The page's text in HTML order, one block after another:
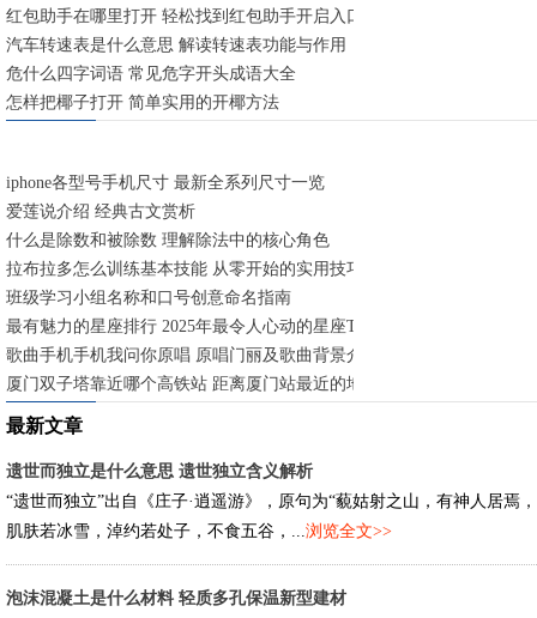
红包助手在哪里打开 轻松找到红包助手开启入口
汽车转速表是什么意思 解读转速表功能与作用
危什么四字词语 常见危字开头成语大全
怎样把椰子打开 简单实用的开椰方法
iphone各型号手机尺寸 最新全系列尺寸一览
爱莲说介绍 经典古文赏析
什么是除数和被除数 理解除法中的核心角色
拉布拉多怎么训练基本技能 从零开始的实用技巧
班级学习小组名称和口号创意命名指南
最有魅力的星座排行 2025年最令人心动的星座TOP5
歌曲手机手机我问你原唱 原唱门丽及歌曲背景介绍
厦门双子塔靠近哪个高铁站 距离厦门站最近的地标建筑
最新文章
遗世而独立是什么意思 遗世独立含义解析
“遗世而独立”出自《庄子·逍遥游》，原句为“藐姑射之山，有神人居焉，
肌肤若冰雪，淖约若处子，不食五谷，...浏览全文>>
泡沫混凝土是什么材料 轻质多孔保温新型建材